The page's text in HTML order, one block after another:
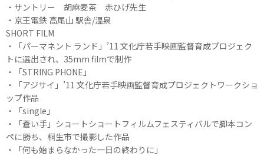
・サントリー 胡麻麦茶 赤ひげ先生
・京王電鉄 高尾山 駅舎/温泉
SHORT FILM
・「パーマネント ランド」’11 文化庁若手映画監督育成プロジェク
トに選出され、35mm filmで制作
・「STRING PHONE」
・「アジサイ」’11 文化庁若手映画監督育成プロジェクトワークショ
ップ作品
・「single」
・「蒼い手」ショートショートフィルムフェスティバルで脚本コン
ペに勝ち、桐生市で撮影した作品
・「何も始まらなかった一日の終わりに」